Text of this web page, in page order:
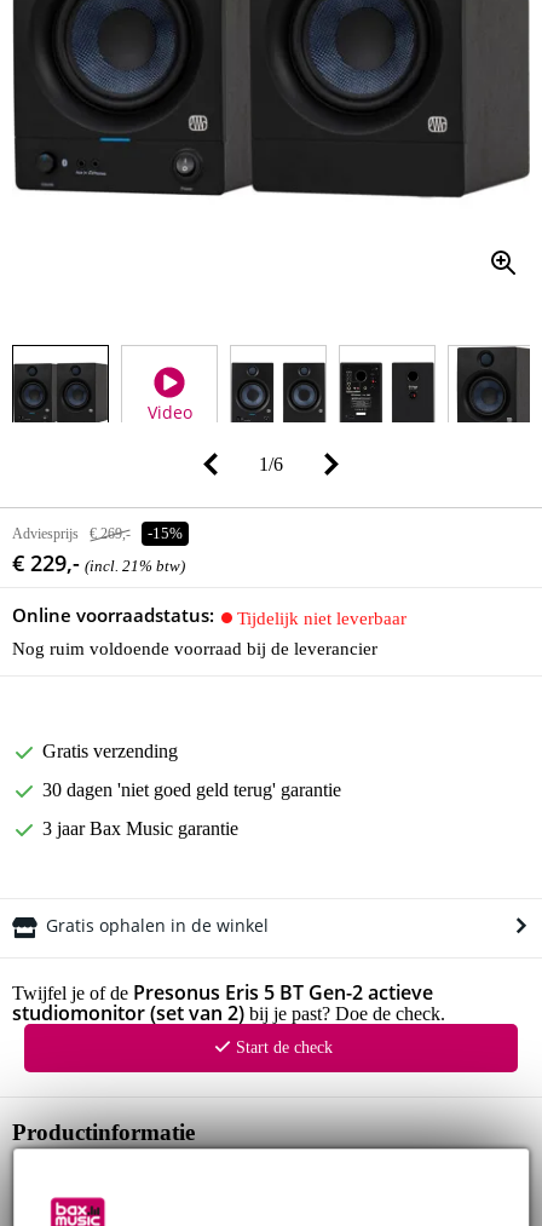
Video
1/6
Adviesprijs € 269,- -15%
€ 229,- (incl. 21% btw)
Online voorraadstatus:
Tijdelijk niet leverbaar
Nog ruim voldoende voorraad bij de leverancier
Gratis verzending
30 dagen 'niet goed geld terug' garantie
3 jaar Bax Music garantie
Gratis ophalen in de winkel
Twijfel je of de Presonus Eris 5 BT Gen-2 actieve
studiomonitor (set van 2) bij je past? Doe de check.
Start de check
Productinformatie
actieve studiomonitor (tweedelig)